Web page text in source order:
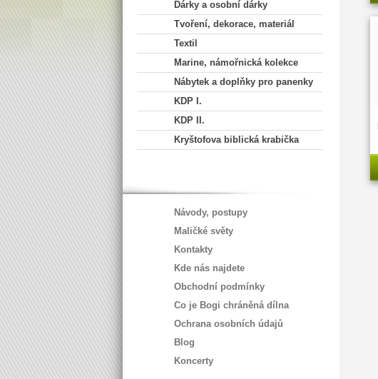
Dárky a osobní dárky
Tvoření, dekorace, materiál
Textil
Marine, námořnická kolekce
Nábytek a doplňky pro panenky
KDP I.
KDP II.
Kryštofova biblická krabička
Návody, postupy
Maličké světy
Kontakty
Kde nás najdete
Obchodní podmínky
Co je Bogi chráněná dílna
Ochrana osobních údajů
Blog
Koncerty